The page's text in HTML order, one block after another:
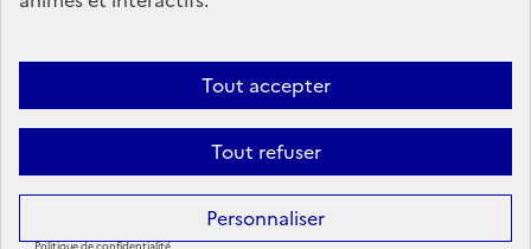
Tout accepter
Tout refuser
Personnaliser
Nous contacter Mentions légales
Politique générale de protection
Accessibilité : partiellement conforme
d’utilisation des témoins de connexion (cookies)
Sauf mention contraire, tous les contenus de ce site sont sous